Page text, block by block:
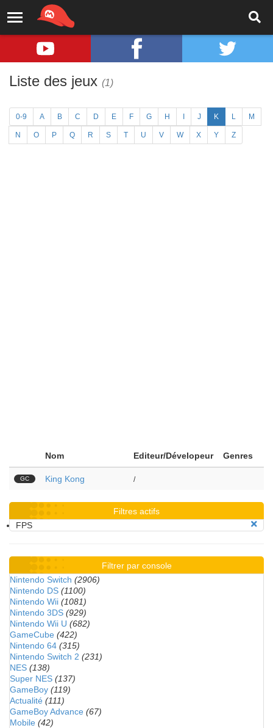
Liste des jeux (1)
0-9 A B C D E F G H J K L M
N O P Q R S T U V W X Y Z
Nom Editeur/Dévelopeur Genres
GC King Kong /
Filtres actifs
FPS
Filtrer par console
Nintendo Switch (2906)
Nintendo DS (1100)
Nintendo Wii (1081)
Nintendo 3DS (929)
Nintendo Wii U (682)
GameCube (422)
Nintendo 64 (315)
Nintendo Switch 2 (231)
NES (138)
Super NES (137)
GameBoy (119)
Actualité (111)
GameBoy Advance (67)
Mobile (42)